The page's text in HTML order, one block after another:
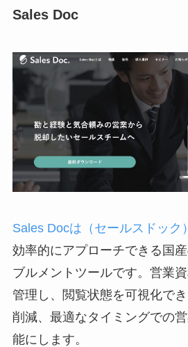
Sales Doc
Sales Docは（セールスドック）
効率的にアプローチできる国
ブルメントツールです。営業
管理し、閲覧状態を可視化で
削減、最適なタイミングでの
能にします。